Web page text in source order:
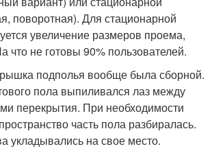
поворотная). Для стационарной
увеличение размеров проема,
что не готовы 90% пользователей.
подполья вообще была сборной.
пола выпиливался лаз между
перекрытия. При необходимости
часть пола разбиралась.
укладывались на свое место.